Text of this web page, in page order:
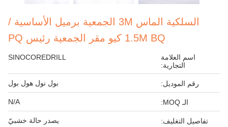
السلكية الماس 3M الجمعية برميل الأساسية /
1.5M BQ كيو مقر الجمعية رئيس PQ
اسم العلامة
التجارية:
SINOCOREDRILL
رقم الموديل: بول نول هول بول
الـ MOQ: N/A
تفاصيل التغليف: يصدر حالة خشبيّ